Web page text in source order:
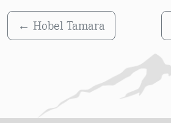
← Hobel Tamara